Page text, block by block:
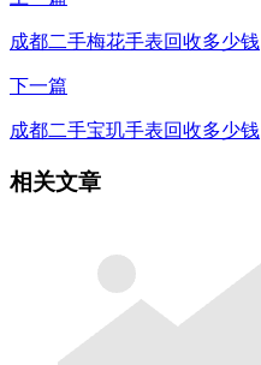
成都二手梅花手表回收多少钱
下一篇
成都二手宝玑手表回收多少钱
相关文章